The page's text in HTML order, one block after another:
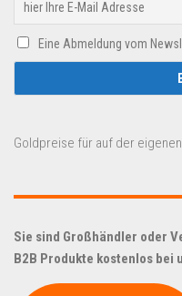
Eine Abmeldung vom
Goldpreise für auf der
Sie sind Großhändler oder
B2B Produkte kostenlos bei